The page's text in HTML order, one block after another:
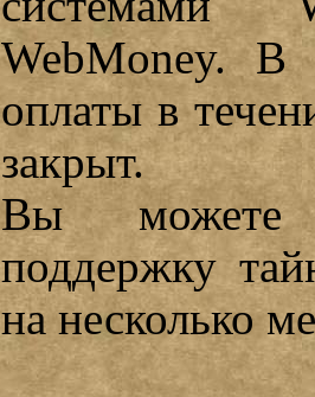
WebMoney. В
оплаты в
закрыт.
Вы можете
поддержку
на несколько